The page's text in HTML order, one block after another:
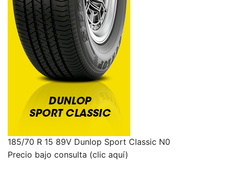
185/70 R 15 89V Dunlop Sport Classic N0
Precio bajo consulta (clic aquí)